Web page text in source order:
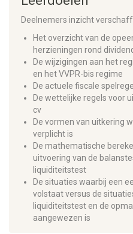
Deelnemers inzicht
Het overzicht van de
herzieningen rond
De wijzigingen aan het
en het VVPR-bis regime
De actuele fiscale
De wettelijke regels voor
cv
De vormen van uitkering
verplicht is
De mathematische
uitvoering van de
liquiditeitstest
De situaties waarbij een
volstaat versus de
liquiditeitstest en de
aangewezen is